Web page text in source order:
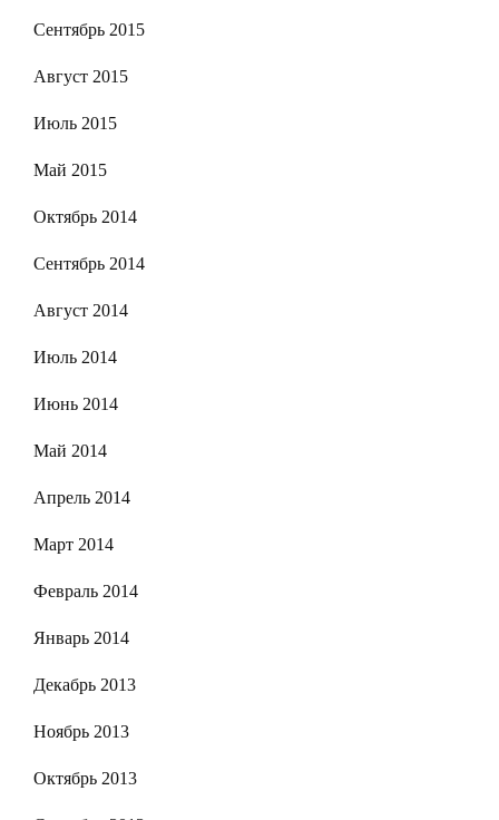
Сентябрь 2015
Август 2015
Июль 2015
Май 2015
Октябрь 2014
Сентябрь 2014
Август 2014
Июль 2014
Июнь 2014
Май 2014
Апрель 2014
Март 2014
Февраль 2014
Январь 2014
Декабрь 2013
Ноябрь 2013
Октябрь 2013